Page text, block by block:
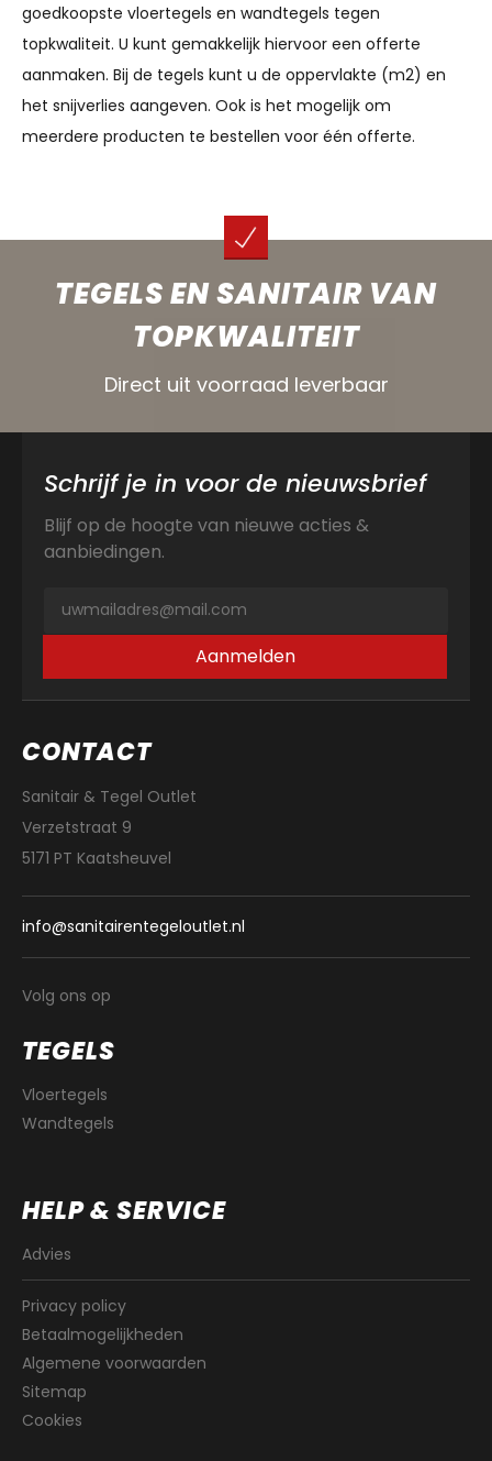
goedkoopste vloertegels en wandtegels tegen
topkwaliteit. U kunt gemakkelijk hiervoor een offerte
aanmaken. Bij de tegels kunt u de oppervlakte (m2) en
het snijverlies aangeven. Ook is het mogelijk om
meerdere producten te bestellen voor één offerte.
TEGELS EN SANITAIR VAN
TOPKWALITEIT
Direct uit voorraad leverbaar
Schrijf je in voor de nieuwsbrief
Blijf op de hoogte van nieuwe acties &
aanbiedingen.
Aanmelden
CONTACT
Sanitair & Tegel Outlet
Verzetstraat 9
5171 PT Kaatsheuvel
info@sanitairentegeloutlet.nl
Volg ons op
TEGELS
Vloertegels
Wandtegels
HELP & SERVICE
Advies
Privacy policy
Betaalmogelijkheden
Algemene voorwaarden
Sitemap
Cookies